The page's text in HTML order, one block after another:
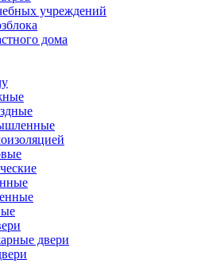
учреждений
дома
двери